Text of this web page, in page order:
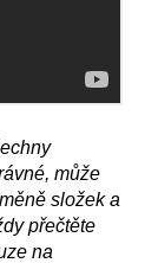
může
složek a
přečtěte
na